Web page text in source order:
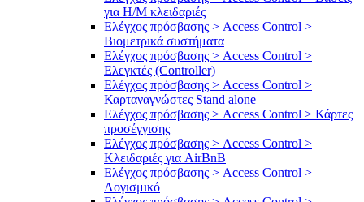
για Η/Μ κλειδαριές
Ελέγχος πρόσβασης > Access Control >
Βιομετρικά συστήματα
Ελέγχος πρόσβασης > Access Control >
Ελεγκτές (Controller)
Ελέγχος πρόσβασης > Access Control >
Καρταναγνώστες Stand alone
Ελέγχος πρόσβασης > Access Control > Κάρτες
προσέγγισης
Ελέγχος πρόσβασης > Access Control >
Κλειδαριές για AirBnB
Ελέγχος πρόσβασης > Access Control >
Λογισμικό